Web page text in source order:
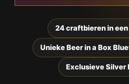
24 craftbieren in
Unieke Beer in a Box
Exclusieve Silver